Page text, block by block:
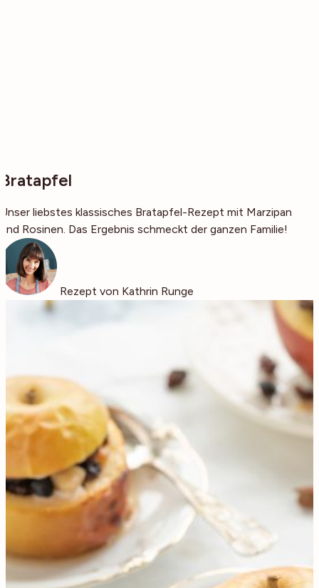
Bratapfel
Unser liebstes klassisches Bratapfel-Rezept mit Marzipan
und Rosinen. Das Ergebnis schmeckt der ganzen Familie!
Rezept von Kathrin Runge